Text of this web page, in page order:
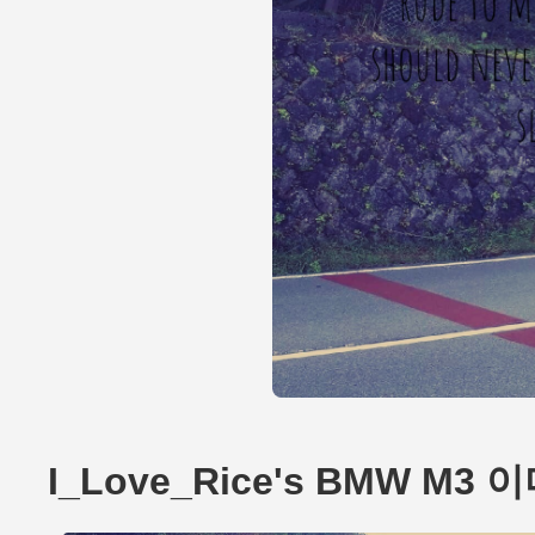
I_Love_Rice's BMW M3 이